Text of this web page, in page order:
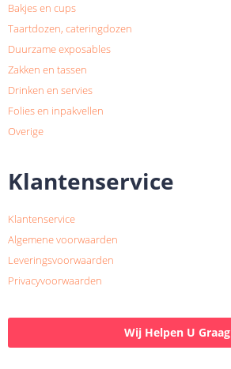
Bakjes en cups
Taartdozen, cateringdozen
Duurzame exposables
Zakken en tassen
Drinken en servies
Folies en inpakvellen
Overige
Klantenservice
Klantenservice
Algemene voorwaarden
Leveringsvoorwaarden
Privacyvoorwaarden
Wij Helpen U Graag